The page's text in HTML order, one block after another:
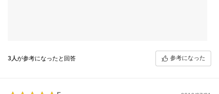
3人が参考になったと回答 参考になった